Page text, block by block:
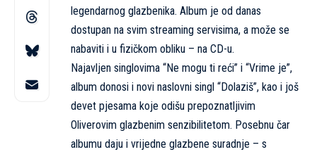
legendarnog glazbenika. Album je od danas
dostupan na svim streaming servisima, a može se
nabaviti i u fizičkom obliku – na CD-u.
Najavljen singlovima “Ne mogu ti reći” i “Vrime je”,
album donosi i novi naslovni singl “Dolaziš”, kao i još
devet pjesama koje odišu prepoznatljivim
Oliverovim glazbenim senzibilitetom. Posebnu čar
albumu daju i vrijedne glazbene suradnje – s